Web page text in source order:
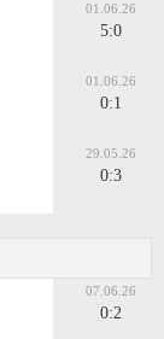
01.06.26
5:0
01.06.26
0:1
29.05.26
0:3
07.06.26
0:2